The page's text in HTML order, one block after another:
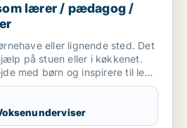
lærer / pædagog /
eller lignende sted. Det
på stuen eller i køkkenet.
med børn og inspirere til leg
at indgå i samarbejde
miljø for børnene ..og
præcise opgaver har jeg